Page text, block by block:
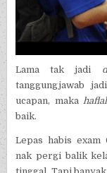
Lama tak jadi
tanggungjawab jadi
ucapan, maka
baik.
Lepas habis exam
nak pergi balik